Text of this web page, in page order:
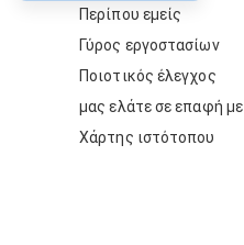
Περίπου εμείς
Γύρος εργοστασίων
Ποιοτικός έλεγχος
μας ελάτε σε επαφή με
Χάρτης ιστότοπου